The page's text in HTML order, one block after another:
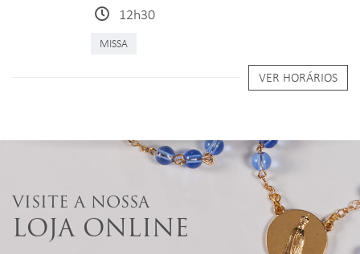
12h30
MISSA
VER HORÁRIOS
VISITE A NOSSA
LOJA ONLINE